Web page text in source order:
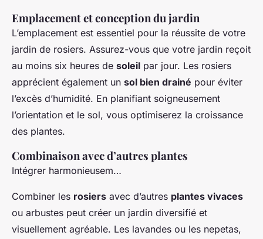
Emplacement et conception du jardin
L’emplacement est essentiel pour la réussite de votre
jardin de rosiers. Assurez-vous que votre jardin reçoit
au moins six heures de soleil par jour. Les rosiers
apprécient également un sol bien drainé pour éviter
l’excès d’humidité. En planifiant soigneusement
l’orientation et le sol, vous optimiserez la croissance
des plantes.
Combinaison avec d’autres plantes
Intégrer harmonieusem…
Combiner les rosiers avec d’autres plantes vivaces
ou arbustes peut créer un jardin diversifié et
visuellement agréable. Les lavandes ou les nepetas,